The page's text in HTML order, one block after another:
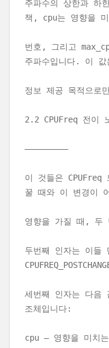
주파수의 상한과
책, cpu는 영향을 미
번호, 그리고
주파수입니다. 이 값
정보 제공 목적으로
2.2 CPUFreq 전이
—————————
이 것들은 CPUFreq
꿀 때와 이 변경이
영향을 가질 때, 두
두번째 인자는 이들 단
세번째 인자는 다
조체입니다:
cpu – 영향을 미치